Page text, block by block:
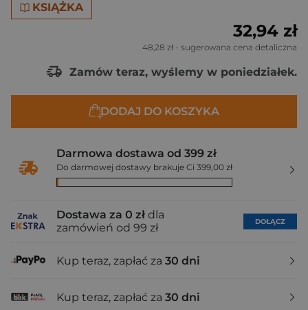
KSIĄŻKA
32,94 zł
48,28 zł - sugerowana cena detaliczna
Zamów teraz, wyślemy w poniedziałek.
DODAJ DO KOSZYKA
Darmowa dostawa od 399 zł
Do darmowej dostawy brakuje Ci 399,00 zł
Dostawa za 0 zł dla
zamówień od 99 zł
DOŁĄCZ
Kup teraz, zapłać za 30 dni
Kup teraz, zapłać za 30 dni